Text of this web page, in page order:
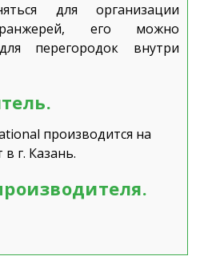
для организации
его можно
перегородок внутри
производится на
г. Казань.